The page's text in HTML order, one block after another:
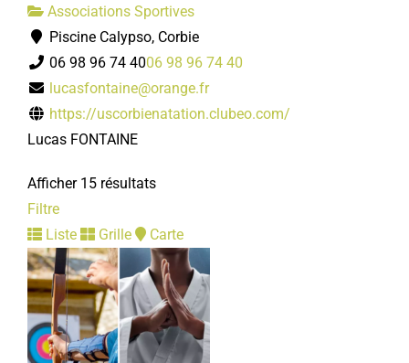
Associations Sportives
Piscine Calypso, Corbie
06 98 96 74 4006 98 96 74 40
lucasfontaine@orange.fr
https://uscorbienatation.clubeo.com/
Lucas FONTAINE
Afficher 15 résultats
Filtre
Liste
Grille Carte